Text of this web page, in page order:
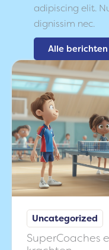
adipiscing elit.
dignissim nec.
Alle berichten
Uncategorized
SuperCoaches